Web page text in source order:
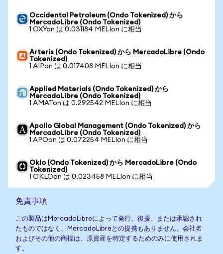
Occidental Petroleum (Ondo Tokenized) から
MercadoLibre (Ondo Tokenized)
1 OXYon は 0.031184 MELIon に相当
Arteris (Ondo Tokenized) から MercadoLibre (Ondo
Tokenized)
1 AIPon は 0.017408 MELIon に相当
Applied Materials (Ondo Tokenized) から
MercadoLibre (Ondo Tokenized)
1 AMATon は 0.292542 MELIon に相当
Apollo Global Management (Ondo Tokenized) から
MercadoLibre (Ondo Tokenized)
1 APOon は 0.072254 MELIon に相当
Oklo (Ondo Tokenized) から MercadoLibre (Ondo
Tokenized)
1 OKLOon は 0.023458 MELIon に相当
免責事項
この製品はMercadoLibreによって発行、後援、または承認され
たものではなく、MercadoLibreとの提携もありません。会社名
およびその他の商標は、原資産を特定するためのみに使用されま
す。